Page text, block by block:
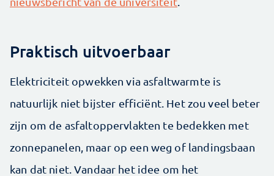
Praktisch uitvoerbaar
Elektriciteit opwekken via asfaltwarmte is
natuurlijk niet bijster efficiënt. Het zou veel beter
zijn om de asfaltoppervlakten te bedekken met
zonnepanelen, maar op een weg of landingsbaan
kan dat niet. Vandaar het idee om het